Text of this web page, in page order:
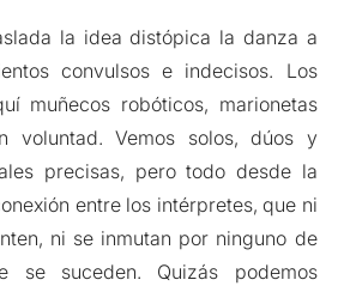
la idea distópica la danza a
convulsos e indecisos. Los
muñecos robóticos, marionetas
voluntad. Vemos solos, dúos y
precisas, pero todo desde la
entre los intérpretes, que ni
ni se inmutan por ninguno de
se suceden. Quizás podemos